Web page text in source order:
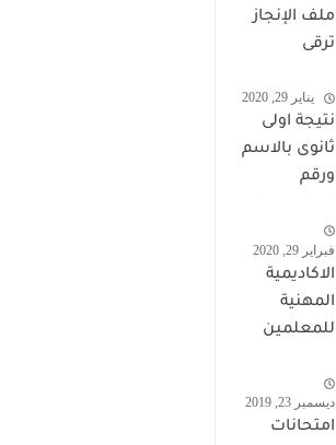
ملف الإنجاز
ترقى
2024 صالح
لجميع
التخصصات
يناير 29, 2020
نتيجة اولى
ثانوى بالاسم
ورقم
موقع وزارة
التربية
والتعليم
وموقع LMS
فبراير 29, 2020
الاكاديمية
المهنية
للمعلمين
عن اسماء
المعلمين
ديسمبر 23, 2019
امتحانات